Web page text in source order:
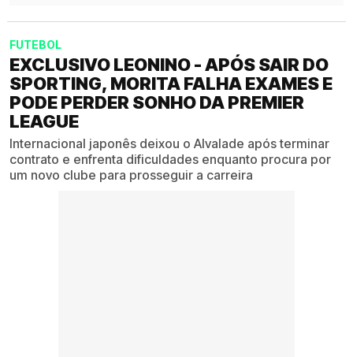
FUTEBOL
EXCLUSIVO LEONINO - APÓS SAIR DO
SPORTING, MORITA FALHA EXAMES E
PODE PERDER SONHO DA PREMIER
LEAGUE
Internacional japonês deixou o Alvalade após terminar
contrato e enfrenta dificuldades enquanto procura por
um novo clube para prosseguir a carreira